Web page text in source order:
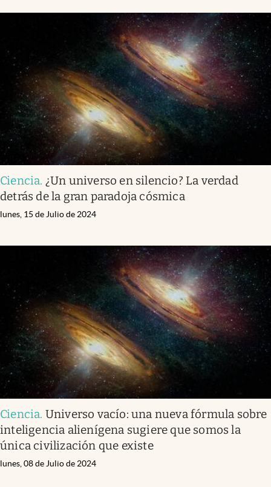
Ciencia. ¿Un universo en silencio? La verdad
detrás de la gran paradoja cósmica
lunes, 15 de Julio de 2024
Ciencia. Universo vacío: una nueva fórmula sobre
inteligencia alienígena sugiere que somos la
única civilización que existe
lunes, 08 de Julio de 2024